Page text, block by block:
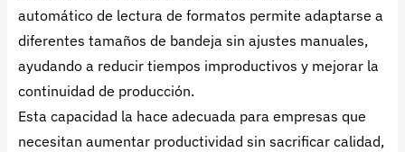
automático de lectura de formatos permite adaptarse a
diferentes tamaños de bandeja sin ajustes manuales,
ayudando a reducir tiempos improductivos y mejorar la
continuidad de producción.
Esta capacidad la hace adecuada para empresas que
necesitan aumentar productividad sin sacrificar calidad,